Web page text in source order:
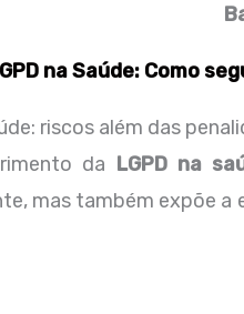
na Saúde: Como
riscos além das
da LGPD na
mas também expõe a